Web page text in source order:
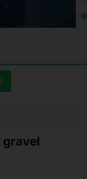
gravel